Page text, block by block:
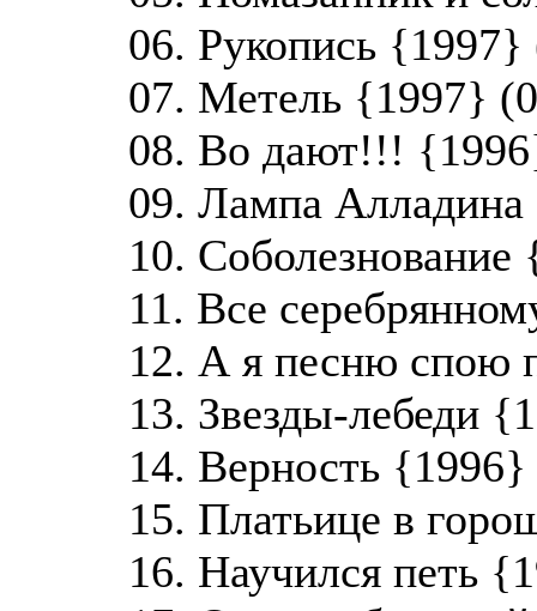
06. Рукопись {1997}
07. Метель {1997}
08. Во дают!!!
09. Лампа
10.
11. Все
12. А я песню спою
13. Звезды-лебеди
14. Верность
15. Платьице в
16. Научился петь